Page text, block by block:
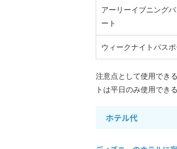
アーリーイブニング
ート
ウィークナイトパスポ
注意点として使用でき
トは平日のみ使用でき
ホテル代